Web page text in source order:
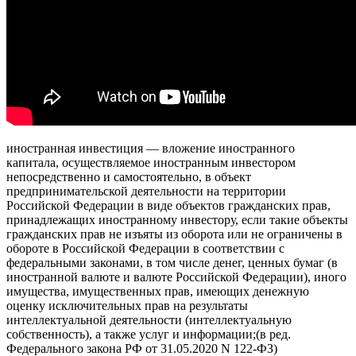
иностранная инвестиция — вложение иностранного
капитала, осуществляемое иностранным инвестором
непосредственно и самостоятельно, в объект
предпринимательской деятельности на территории
Российской Федерации в виде объектов гражданских прав,
принадлежащих иностранному инвестору, если такие объекты
гражданских прав не изъяты из оборота или не ограничены в
обороте в Российской Федерации в соответствии с
федеральными законами, в том числе денег, ценных бумаг (в
иностранной валюте и валюте Российской Федерации), иного
имущества, имущественных прав, имеющих денежную
оценку исключительных прав на результаты
интеллектуальной деятельности (интеллектуальную
собственность), а также услуг и информации;(в ред.
Федерального закона РФ от 31.05.2020 N 122-ФЗ)